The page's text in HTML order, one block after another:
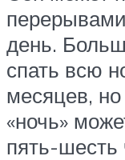
день.
спать всю
месяцев, но
«ночь»
пять-шесть